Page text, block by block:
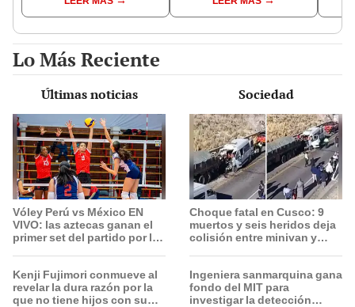
serenazgo recuperó el
dinero
pymes serían los más
beneficiados
Lo Más Reciente
Últimas noticias
Vóley Perú vs México EN
VIVO: las aztecas ganan el
primer set del partido por la
Kenji Fujimori conmueve al
revelar la dura razón por la
que no tiene hijos con su
Sociedad
Choque fatal en Cusco: 9
muertos y seis heridos deja
colisión entre minivan y
Ingeniera sanmarquina gana
fondo del MIT para
investigar la detección